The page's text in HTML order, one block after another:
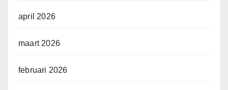
april 2026
maart 2026
februari 2026